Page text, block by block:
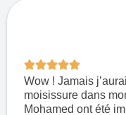
Wow ! Jamais
moisissure dans
Mohamed ont été